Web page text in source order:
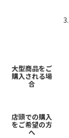
大型商品をご
購入される場
合
店頭での購入
をご希望の方
へ